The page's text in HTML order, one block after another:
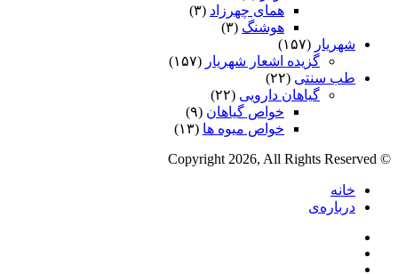
هماى چهرزاد (۳)
هوشنگ (۳)
شهریار (۱۵۷)
گزیده اشعار شهریار (۱۵۷)
طب سنتی (۲۲)
گیاهان دارویی (۲۲)
خواص گیاهان (۹)
خواص میوه ها (۱۳)
© Copyright 2026, All Rights Reserved
خانه
درباره‌ی